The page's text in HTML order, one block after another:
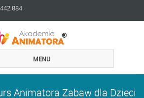
884
MENU
Animatora Zabaw dla Dzieci